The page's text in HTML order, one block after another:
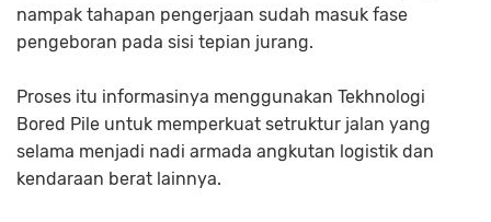
nampak tahapan pengerjaan sudah masuk fase
pengeboran pada sisi tepian jurang.
Proses itu informasinya menggunakan Tekhnologi
Bored Pile untuk memperkuat setruktur jalan yang
selama menjadi nadi armada angkutan logistik dan
kendaraan berat lainnya.